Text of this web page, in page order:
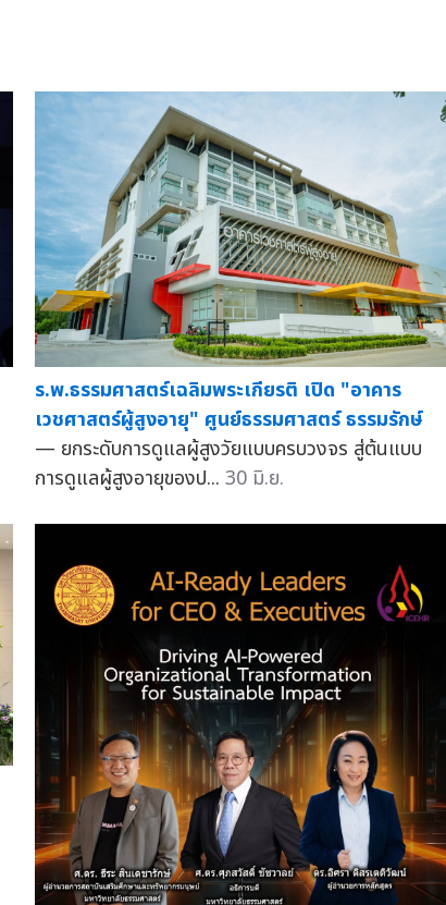
ร.พ.ธรรมศาสตร์เฉลิมพระเกียรติ เปิด "อาคาร
เวชศาสตร์ผู้สูงอายุ" ศูนย์ธรรมศาสตร์ ธรรมรักษ์
— ยกระดับการดูแลผู้สูงวัยแบบครบวงจร สู่ต้นแบบ
การดูแลผู้สูงอายุของป... 30 มิ.ย.